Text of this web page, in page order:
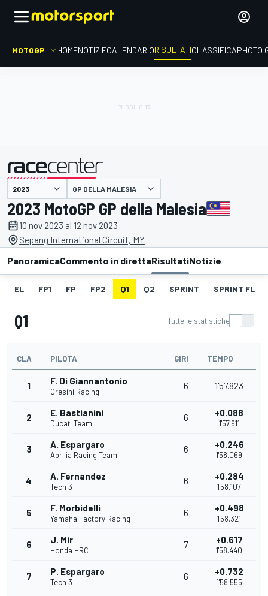
MOTOGP HOMENOTIZIECALENDARIORISULTATICLASSIFICAPHOTO
presentato da GP DELLA MALESIA
2023 MotoGP GP della Malesia
10 nov 2023 al 12 nov 2023
Sepang International Circuit, MY
PanoramicaCommento in direttaRisultatiNotizie
EL FP1 FP FP2 Q1 Q2 SPRINT SPRINT FL
Q1 Tutte le statistiche
CLA PILOTA GIRI TEMPO
1 F. Di Giannantonio
Gresini Racing
6 1'57.823
2 E. Bastianini
Ducati Team
6 +0.088
1'57.911
3 A. Espargaro
Aprilia Racing Team
6 +0.246
1'58.069
4 A. Fernandez
Tech 3
6 +0.284
1'58.107
5 F. Morbidelli
Yamaha Factory Racing
6 +0.498
1'58.321
6 J. Mir
Honda HRC
7 +0.617
1'58.440
7 P. Espargaro
Tech 3
6 +0.732
1'58.555